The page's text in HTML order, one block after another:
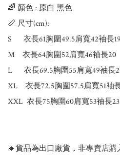
🌈 顏色 : 原白 黑色
📏 尺寸(cm):
S      衣長61胸圍49.5肩寬42袖長19
M    衣長64胸圍52肩寬46袖長20
L      衣長69.5胸圍55肩寬49袖長
XL    衣長72.5胸圍57.5肩寬51袖
XXL  衣長75胸圍60肩寬53袖長23
🔸貨品為出口廠貨，非專賣店